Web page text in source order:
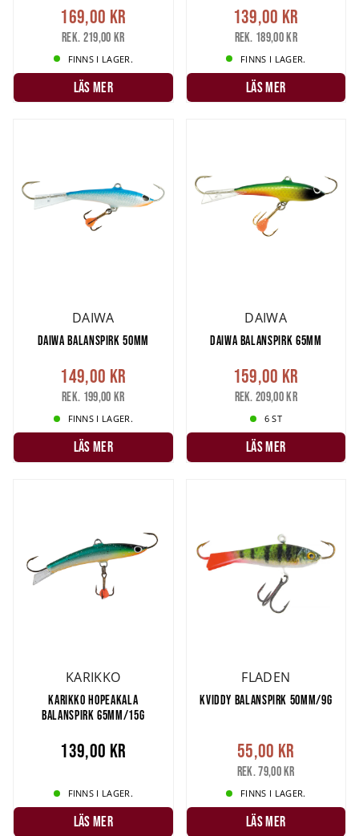
169,00 kr
Rek. 219,00 kr
FINNS I LAGER.
LÄS MER
139,00 kr
Rek. 189,00 kr
FINNS I LAGER.
LÄS MER
DAIWA
DAIWA BALANSPIRK 50MM
149,00 kr
Rek. 199,00 kr
FINNS I LAGER.
LÄS MER
DAIWA
DAIWA BALANSPIRK 65MM
159,00 kr
Rek. 209,00 kr
6 ST
LÄS MER
KARIKKO
KARIKKO HOPEAKALA
BALANSPIRK 65MM/15G
139,00 kr
FINNS I LAGER.
LÄS MER
FLADEN
KVIDDY BALANSPIRK 50MM/9G
55,00 kr
Rek. 79,00 kr
FINNS I LAGER.
LÄS MER